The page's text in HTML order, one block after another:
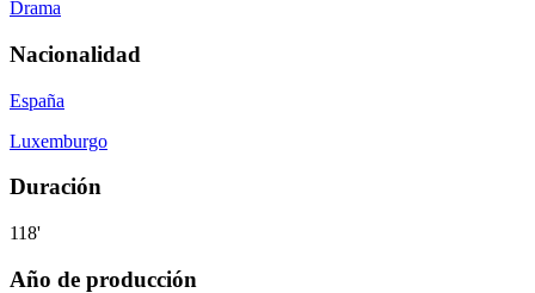
Drama
Nacionalidad
España
Luxemburgo
Duración
118'
Año de producción